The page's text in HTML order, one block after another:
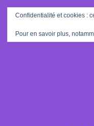
Confidentialité et cookies :
Pour en savoir plus,